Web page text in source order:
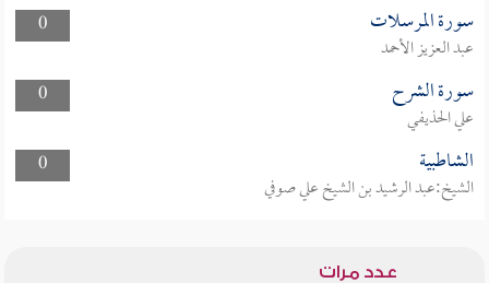
0
سورة المرسلات
عبد العزيز الأحمد
0
سورة الشرح
علي الحذيفي
0
الشاطبية
الشيخ:عبد الرشيد بن الشيخ علي صوفي
عدد مرات